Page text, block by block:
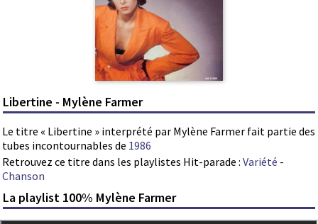
Libertine - Mylène Farmer
Le titre « Libertine » interprété par Mylène Farmer fait partie des
tubes incontournables de 1986
Retrouvez ce titre dans les playlistes Hit-parade : Variété -
Chanson
La playlist 100% Mylène Farmer